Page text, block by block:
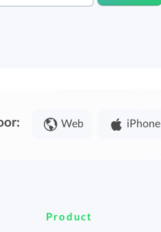
Web iPhone
Product